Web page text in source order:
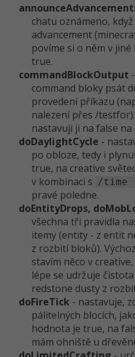
UX
Business
Copywriting -30%
MS Office -80%
Google
Time management
Windows
Linux
Sítě
Kybernetická
Elektronický podpis
Fórum
Adobe InDesign -
Adobe After Effects
Blender
Inkscape
Fotografování -80%
Video
Ostatní
Fórum
chatu oznámeno,
advancement
povíme si o něm v
true.
commandBlockOu­tput
command bloky psát
provedení příkazu
nalezení přes /
nastavuji ji na false na
doDaylightCycle -
po obloze, tedy i
true, na creative
v kombinaci s /time
pravé poledne.
doEntityDrops,
všechna tři pravidla
itemy (entity - z entit
z rozbití bloků).
stavím něco v
lépe se udržuje
redstone dusty z
doFireTick - nastavuje,
pálitelných blocích,
hodnota je true, na
mám ohniště u